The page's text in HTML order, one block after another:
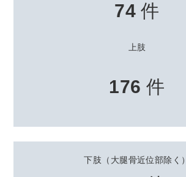
74 件
上肢
176 件
下肢（大腿骨近位部除く）